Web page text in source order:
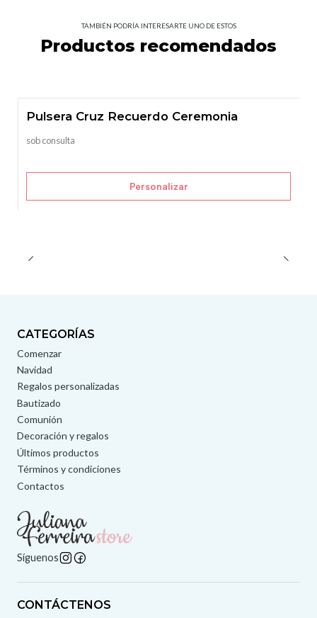
TAMBIÉN PODRÍA INTERESARTE UNO DE ESTOS
Productos recomendados
Pulsera Cruz Recuerdo Ceremonia
sob consulta
Personalizar
CATEGORÍAS
Comenzar
Navidad
Regalos personalizadas
Bautizado
Comunión
Decoración y regalos
Últimos productos
Términos y condiciones
Contactos
Síguenos
CONTÁCTENOS